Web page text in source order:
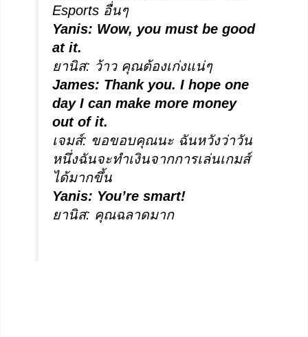
Esports อื่นๆ
Yanis: Wow, you must be good
at it.
ยานิส: ว้าว คุณต้องเก่งแน่ๆ
James: Thank you. I hope one
day I can make more money
out of it.
เจมส์: ขอขอบคุณนะ ฉันหวังว่าวัน
หนึ่งฉันจะทำเงินจากการเล่นเกมส์
ได้มากขึ้น
Yanis: You’re smart!
ยานิส: คุณฉลาดมาก